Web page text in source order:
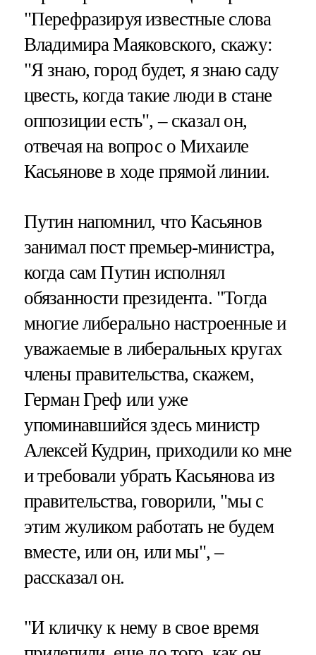
"Перефразируя известные слова
Владимира Маяковского, скажу:
"Я знаю, город будет, я знаю саду
цвесть, когда такие люди в стане
оппозиции есть", – сказал он,
отвечая на вопрос о Михаиле
Касьянове в ходе прямой линии.
Путин напомнил, что Касьянов
занимал пост премьер-министра,
когда сам Путин исполнял
обязанности президента. "Тогда
многие либерально настроенные и
уважаемые в либеральных кругах
члены правительства, скажем,
Герман Греф или уже
упоминавшийся здесь министр
Алексей Кудрин, приходили ко мне
и требовали убрать Касьянова из
правительства, говорили, "мы с
этим жуликом работать не будем
вместе, или он, или мы", –
рассказал он.
"И кличку к нему в свое время